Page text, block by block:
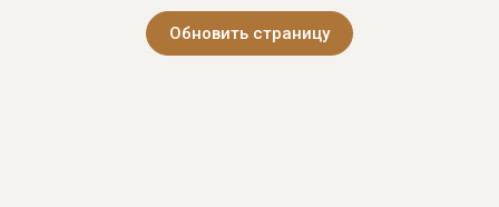
Обновить страницу